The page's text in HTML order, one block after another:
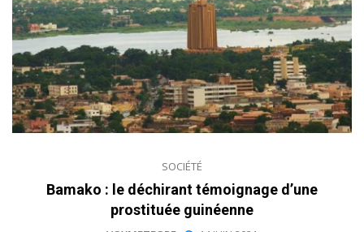
SOCIÉTÉ
Bamako : le déchirant témoignage d’une
prostituée guinéenne